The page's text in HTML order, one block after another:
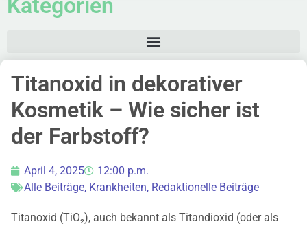
Kategorien
Titanoxid in dekorativer
Kosmetik – Wie sicher ist
der Farbstoff?
April 4, 2025
12:00 p.m.
Alle Beiträge, Krankheiten, Redaktionelle Beiträge
Titanoxid (TiO₂), auch bekannt als Titandioxid (oder als